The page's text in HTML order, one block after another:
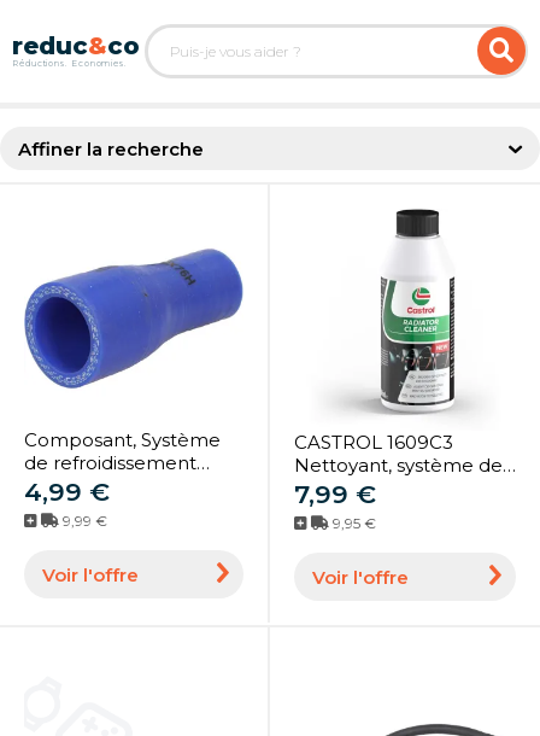
Affiner la recherche
Composant, Système
de refroidissement
THERMOTEC
SE16/28X76
4,99 €
9,99 €
Voir l'offre
CASTROL 1609C3
Nettoyant, système de
refroidissement
7,99 €
9,95 €
Voir l'offre